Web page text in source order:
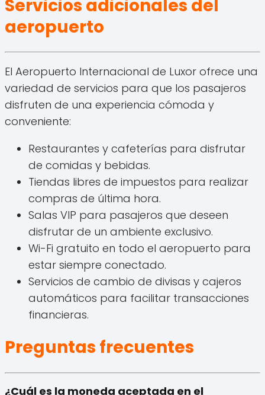
Servicios adicionales del
aeropuerto
El Aeropuerto Internacional de Luxor ofrece una
variedad de servicios para que los pasajeros
disfruten de una experiencia cómoda y
conveniente:
Restaurantes y cafeterías para disfrutar
de comidas y bebidas.
Tiendas libres de impuestos para realizar
compras de última hora.
Salas VIP para pasajeros que deseen
disfrutar de un ambiente exclusivo.
Wi-Fi gratuito en todo el aeropuerto para
estar siempre conectado.
Servicios de cambio de divisas y cajeros
automáticos para facilitar transacciones
financieras.
Preguntas frecuentes
¿Cuál es la moneda aceptada en el